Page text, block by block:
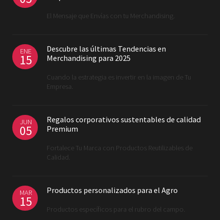
El Mensaje que Envías con tu Merchandising.
ENE
15
Descubre las últimas Tendencias en
Merchandising para 2025
Cuando la estrategia es invertir en la imagen de Tu
Empresa.
JUN
05
Regalos corporativos sustentables de calidad
Premium
Fortalece Tu Marca con Productos Reutilizables de
Calidad.
MAR
15
Productos personalizados para el Agro
Productos específicos para el rubro del campo.